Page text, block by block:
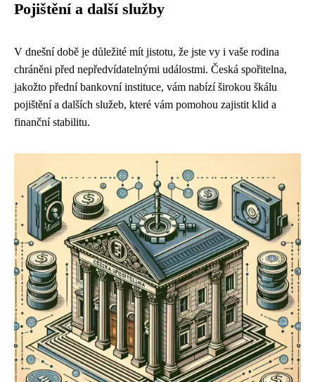
Pojištění a další služby
V dnešní době je důležité mít jistotu, že jste vy i vaše rodina
chráněni před nepředvídatelnými událostmi. Česká spořitelna,
jakožto přední bankovní instituce, vám nabízí širokou škálu
pojištění a dalších služeb, které vám pomohou zajistit klid a
finanční stabilitu.